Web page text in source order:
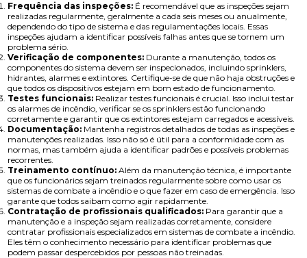
Frequência das inspeções: É recomendável que as inspeções sejam
realizadas regularmente, geralmente a cada seis meses ou anualmente,
dependendo do tipo de sistema e das regulamentações locais. Essas
inspeções ajudam a identificar possíveis falhas antes que se tornem um
problema sério.
Verificação de componentes: Durante a manutenção, todos os
componentes do sistema devem ser inspecionados, incluindo sprinklers,
hidrantes, alarmes e extintores. Certifique-se de que não haja obstruções e
que todos os dispositivos estejam em bom estado de funcionamento.
Testes funcionais: Realizar testes funcionais é crucial. Isso inclui testar
os alarmes de incêndio, verificar se os sprinklers estão funcionando
corretamente e garantir que os extintores estejam carregados e acessíveis.
Documentação: Mantenha registros detalhados de todas as inspeções e
manutenções realizadas. Isso não só é útil para a conformidade com as
normas, mas também ajuda a identificar padrões e possíveis problemas
recorrentes.
Treinamento contínuo: Além da manutenção técnica, é importante
que os funcionários sejam treinados regularmente sobre como usar os
sistemas de combate a incêndio e o que fazer em caso de emergência. Isso
garante que todos saibam como agir rapidamente.
Contratação de profissionais qualificados: Para garantir que a
manutenção e a inspeção sejam realizadas corretamente, considere
contratar profissionais especializados em sistemas de combate a incêndio.
Eles têm o conhecimento necessário para identificar problemas que
podem passar despercebidos por pessoas não treinadas.